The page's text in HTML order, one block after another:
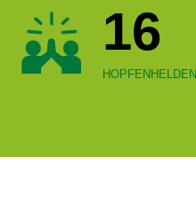
16
HOPFENHELDEN